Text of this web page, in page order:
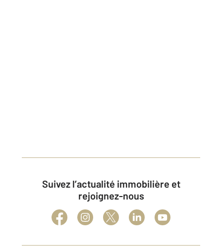
Suivez l’actualité immobilière et
rejoignez-nous